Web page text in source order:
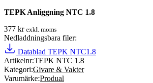
TEPK Anliggning NTC 1.8
377 kr exkl. moms
Nedladdningsbara filer:
Datablad TEPK NTC1.8
Artikelnr:TEPK NTC 1.8
Kategori:Givare & Vakter
Varumärke:Produal